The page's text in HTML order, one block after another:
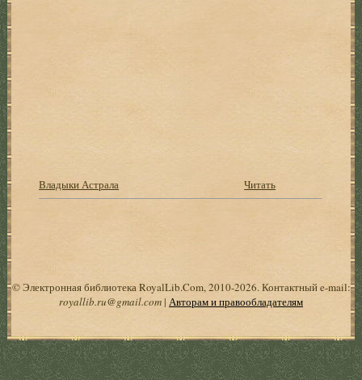
Владыки Астрала Читать
© Электронная библиотека RoyalLib.Com, 2010-2026. Контактный e-mail:
royallib.ru@gmail.com| Авторам и правообладателям